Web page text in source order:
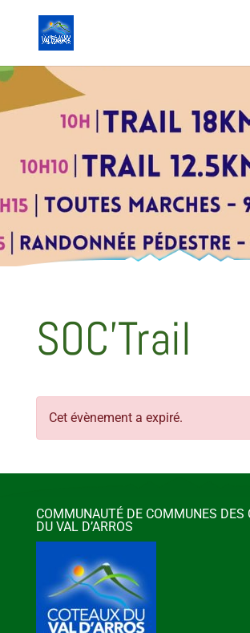
SOC’Trail
Cet évènement a expiré.
COMMUNAUTÉ DE COMMUNES DES
DU VAL D’ARROS